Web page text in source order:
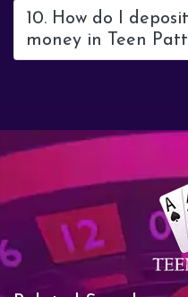
10. How do I
money in Teen